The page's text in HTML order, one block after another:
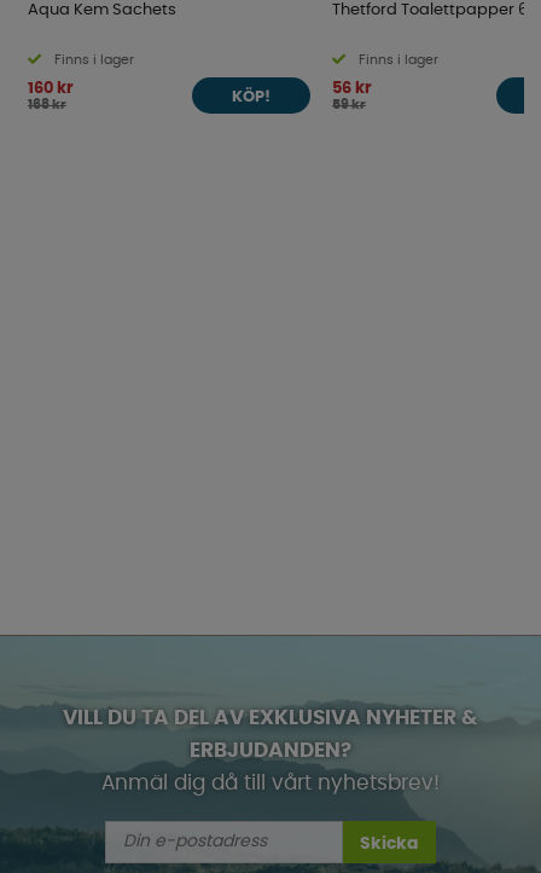
Aqua Kem Sachets
Finns i lager
160 kr
168 kr
KÖP!
Thetford Toalettpapper 6-
Finns i lager
56 kr
59 kr
VILL DU TA DEL AV EXKLUSIVA NYHETER &
ERBJUDANDEN?
Anmäl dig då till vårt nyhetsbrev!
Skicka